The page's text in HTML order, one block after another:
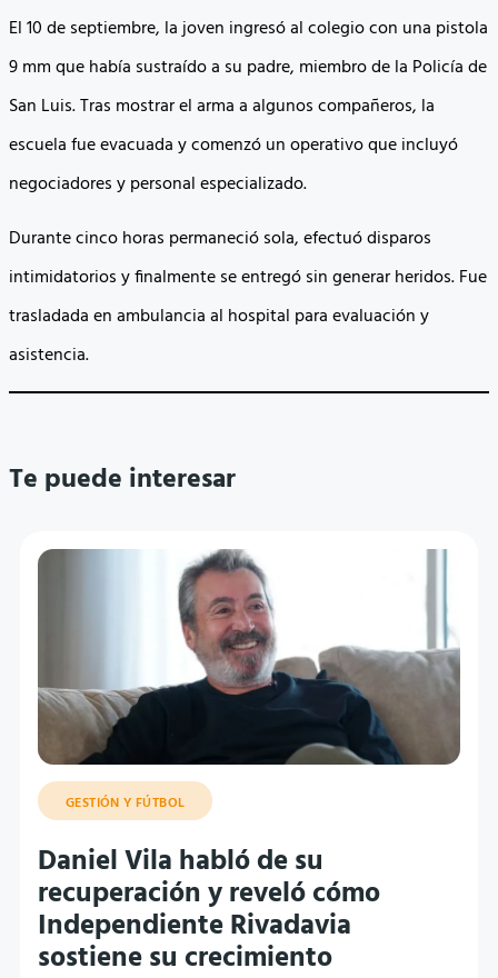
El 10 de septiembre, la joven ingresó al colegio con una pistola
9 mm que había sustraído a su padre, miembro de la Policía de
San Luis. Tras mostrar el arma a algunos compañeros, la
escuela fue evacuada y comenzó un operativo que incluyó
negociadores y personal especializado.
Durante cinco horas permaneció sola, efectuó disparos
intimidatorios y finalmente se entregó sin generar heridos. Fue
trasladada en ambulancia al hospital para evaluación y
asistencia.
Te puede interesar
GESTIÓN Y FÚTBOL
Daniel Vila habló de su
recuperación y reveló cómo
Independiente Rivadavia
sostiene su crecimiento